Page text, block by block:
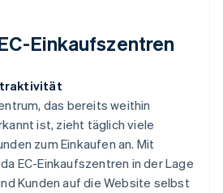
Einkaufszentren
das bereits weithin
ist, zieht täglich viele
zum Einkaufen an. Mit
EC-Einkaufszentren in der Lage
Kunden auf die Website selbst